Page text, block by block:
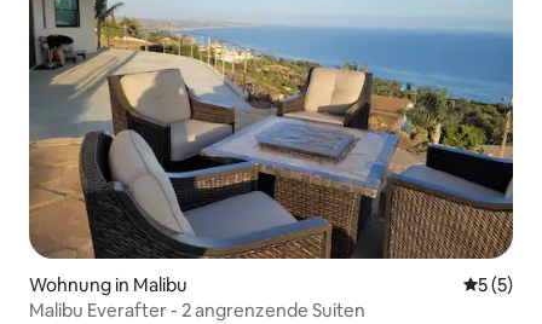
Wohnung in Malibu
5 (5)
Malibu Everafter - 2 angrenzende Suiten